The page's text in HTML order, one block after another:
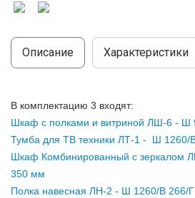
ТУМБЫ
МОДУЛЬНЫЕ КУХНИ
ТАБУРЕТЫ
ЭТАЖЕРКИ И БАНКЕТКИ
Описание Характеристики
В комплектацию 3 входят:
Шкаф с полками и витриной ЛШ-6 - Ш
Тумба для ТВ техники ЛТ-1 - Ш 1260/
Шкаф Комбинированный с зеркалом
350 мм
Полка навесная ЛН-2 - Ш 1260/В 266/